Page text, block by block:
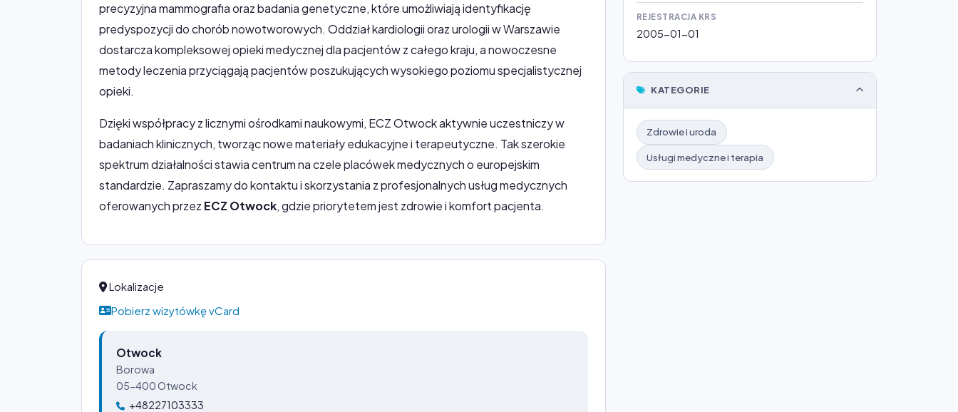
REJESTRACJA KRS
2005-01-01
KATEGORIE
Zdrowie i uroda
Usługi medyczne i terapia
precyzyjna mammografia oraz badania genetyczne, które umożliwiają identyfikację
predyspozycji do chorób nowotworowych. Oddział kardiologii oraz urologii w Warszawie
dostarcza kompleksowej opieki medycznej dla pacjentów z całego kraju, a nowoczesne
metody leczenia przyciągają pacjentów poszukujących wysokiego poziomu specjalistycznej
opieki.
Dzięki współpracy z licznymi ośrodkami naukowymi, ECZ Otwock aktywnie uczestniczy w
badaniach klinicznych, tworząc nowe materiały edukacyjne i terapeutyczne. Tak szerokie
spektrum działalności stawia centrum na czele placówek medycznych o europejskim
standardzie. Zapraszamy do kontaktu i skorzystania z profesjonalnych usług medycznych
oferowanych przez ECZ Otwock, gdzie priorytetem jest zdrowie i komfort pacjenta.
Lokalizacje
Pobierz wizytówkę vCard
Otwock
Borowa
05-400 Otwock
+48227103333